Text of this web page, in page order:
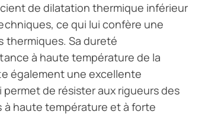
de dilatation thermique inférieur
ce qui lui confère une
thermiques. Sa dureté
à haute température de la
également une excellente
de résister aux rigueurs des
haute température et à forte